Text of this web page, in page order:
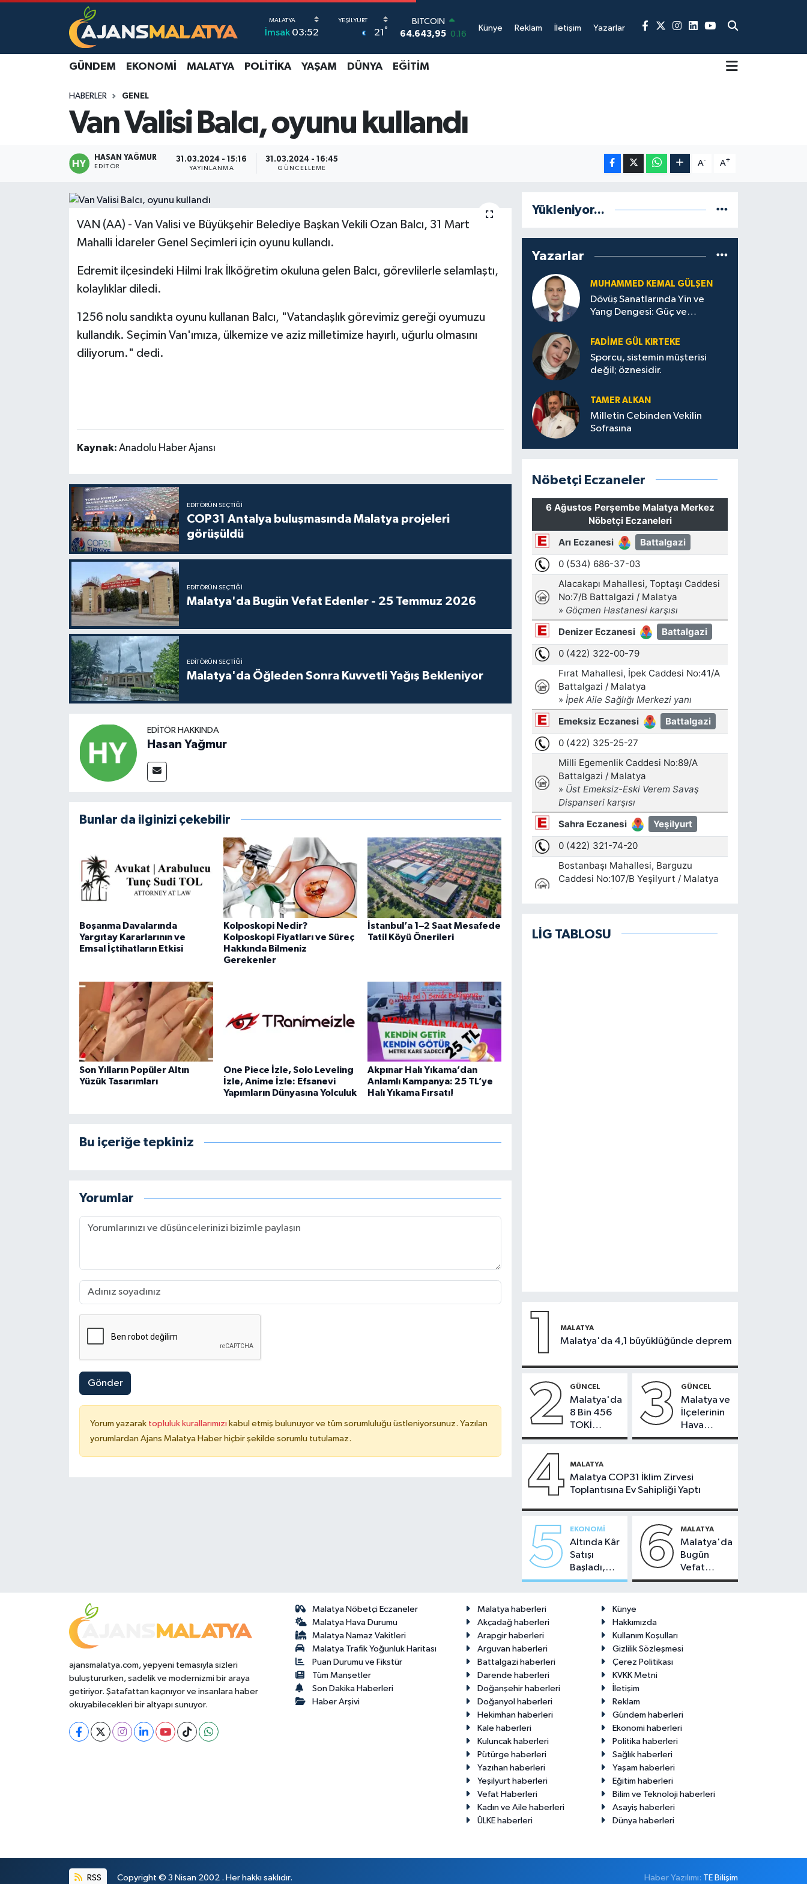
İmsak03:52 21 °
BITCOIN
64.643,95 0.16
47,6704
EURO
0
GRAM ALTIN
6500.87 0.12
Künye Reklam İletişim Yazarlar
GÜNDEM EKONOMI MALATYA POLITIKA YAŞAM DÜNYA EĞITIM
HABERLER GENEL
Van Valisi Balcı, oyunu kullandı
HASAN YAĞMUR
EDITÖR
31.03.2024 - 15:16
YAYINLANMA
31.03.2024 - 16:45
GÜNCELLEME
A- A+
VAN (AA) - Van Valisi ve Büyükşehir Belediye Başkan Vekili Ozan Balcı, 31 Mart
Mahalli İdareler Genel Seçimleri için oyunu kullandı.
Edremit ilçesindeki Hilmi Irak İlköğretim okuluna gelen Balcı, görevlilerle selamlaştı,
kolaylıklar diledi.
1256 nolu sandıkta oyunu kullanan Balcı, "Vatandaşlık görevimiz gereği oyumuzu
kullandık. Seçimin Van'ımıza, ülkemize ve aziz milletimize hayırlı, uğurlu olmasını
diliyorum." dedi.
Kaynak: Anadolu Haber Ajansı
EDITÖRÜN SEÇTIĞI
COP31 Antalya buluşmasında Malatya projeleri
görüşüldü
EDITÖRÜN SEÇTIĞI
Malatya'da Bugün Vefat Edenler - 25 Temmuz 2026
EDITÖRÜN SEÇTIĞI
Malatya'da Öğleden Sonra Kuvvetli Yağış Bekleniyor
EDITÖR HAKKINDA
Hasan Yağmur
Bunlar da ilginizi çekebilir
Boşanma Davalarında
Yargıtay Kararlarının ve
Emsal İçtihatların Etkisi
Kolposkopi Nedir?
Kolposkopi Fiyatları ve Süreç
Hakkında Bilmeniz
Gerekenler
İstanbul’a 1–2 Saat Mesafede
Tatil Köyü Önerileri
Son Yılların Popüler Altın
Yüzük Tasarımları
One Piece İzle, Solo Leveling
İzle, Anime İzle: Efsanevi
Yapımların Dünyasına Yolculuk
Akpınar Halı Yıkama’dan
Anlamlı Kampanya: 25 TL’ye
Halı Yıkama Fırsatı!
Bu içeriğe tepkiniz
Yorumlar
Gönder
Yorum yazarak topluluk kurallarımızı kabul etmiş bulunuyor ve tüm sorumluluğu üstleniyorsunuz. Yazılan
yorumlardan Ajans Malatya Haber hiçbir şekilde sorumlu tutulamaz.
Yükleniyor...
Yazarlar
MUHAMMED KEMAL GÜLŞEN
Dövüş Sanatlarında Yin ve
Yang Dengesi: Güç ve
FADIME GÜL KIRTEKE
Sporcu, sistemin müşterisi
değil; öznesidir.
TAMER ALKAN
Milletin Cebinden Vekilin
Sofrasına
Nöbetçi Eczaneler
LİG TABLOSU
1 MALATYA
Malatya'da 4,1 büyüklüğünde deprem
2 GÜNCEL
Malatya'da
8 Bin 456
TOKİ
Konutunun
Bugün
Çekiliyor
3 GÜNCEL
Malatya ve
İlçelerinin
Hava
Durumu -
2026
4 MALATYA
Malatya COP31 İklim Zirvesi
Toplantısına Ev Sahipliği Yaptı
5 EKONOMI
Altında Kâr
Satışı
Başladı,
Malatya'da
Durumda?
6 MALATYA
Malatya'da
Bugün
Vefat
Edenler -
ajansmalatya.com, yepyeni temasıyla sizleri
buluştururken, sadelik ve modernizmi bir araya
getiriyor. Şatafattan kaçınıyor ve insanlara haber
okuyabilecekleri bir altyapı sunuyor.
Malatya Nöbetçi Eczaneler
Malatya Hava Durumu
Malatya Namaz Vakitleri
Malatya Trafik Yoğunluk Haritası
Puan Durumu ve Fikstür
Tüm Manşetler
Son Dakika Haberleri
Haber Arşivi
Malatya haberleri
Künye
Akçadağ haberleri
Hakkımızda
Arapgir haberleri
Kullanım Koşulları
Arguvan haberleri
Gizlilik Sözleşmesi
Battalgazi haberleri
Çerez Politikası
Darende haberleri
KVKK Metni
Doğanşehir haberleri
İletişim
Doğanyol haberleri
Reklam
Hekimhan haberleri
Gündem haberleri
Kale haberleri
Ekonomi haberleri
Kuluncak haberleri
Politika haberleri
Pütürge haberleri
Sağlık haberleri
Yazıhan haberleri
Yaşam haberleri
Yeşilyurt haberleri
Eğitim haberleri
Vefat Haberleri
Bilim ve Teknoloji haberleri
Kadın ve Aile haberleri
Asayiş haberleri
ÜLKE haberleri
Dünya haberleri
RSS Copyright © 3 Nisan 2002 . Her hakkı saklıdır. Haber Yazılımı: TE Bilişim
Gündem
Kültür & Sanat
Malatya Nöbetçi Eczaneler
TFF 3.Lig 2.Grup Puan Durumu ve Fikstür
Tüm Manşetler
Son Dakika Haberleri